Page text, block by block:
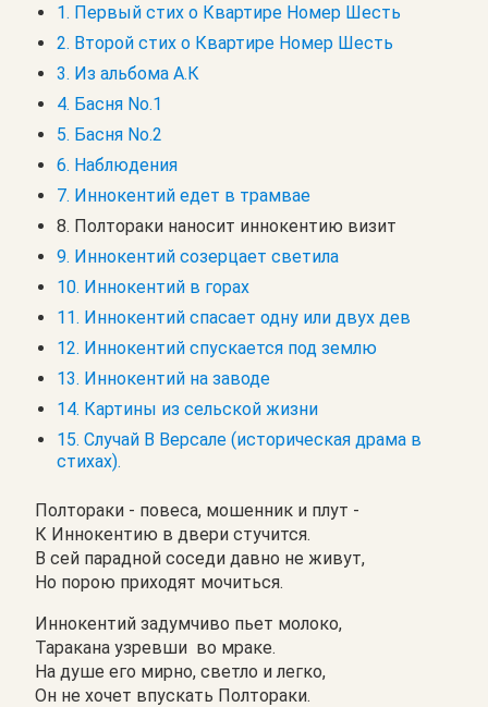
1. Первый стих о Квартире Номер Шесть
2. Второй стих о Квартире Номер Шесть
3. Из альбома А.К
4. Басня No.1
5. Басня No.2
6. Наблюдения
7. Иннокентий едет в трамвае
8. Полтораки наносит иннокентию визит
9. Иннокентий созерцает светила
10. Иннокентий в горах
11. Иннокентий спасает одну или двух дев
12. Иннокентий спускается под землю
13. Иннокентий на заводе
14. Картины из сельской жизни
15. Случай В Версале (историческая драма в
стихах).
Полтораки - повеса, мошенник и плут -
К Иннокентию в двери стучится.
В сей парадной соседи давно не живут,
Но порою приходят мочиться.
Иннокентий задумчиво пьет молоко,
Таракана узревши во мраке.
На душе его мирно, светло и легко,
Он не хочет впускать Полтораки.